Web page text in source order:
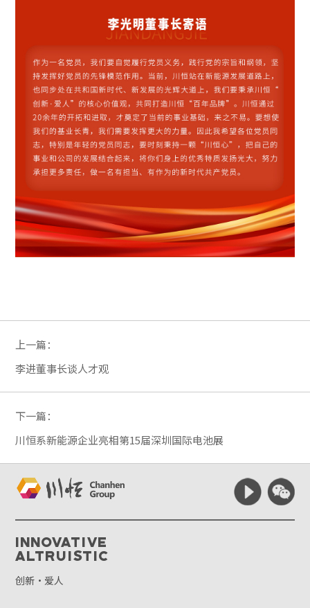
上一篇：
李进董事长谈人才观
下一篇：
川恒系新能源企业亮相第15届深圳国际电池展
Innovative
Altruistic
创新·爱人